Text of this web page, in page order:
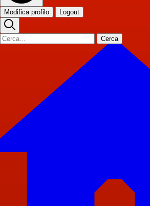
Modifica profilo Logout
Cerca